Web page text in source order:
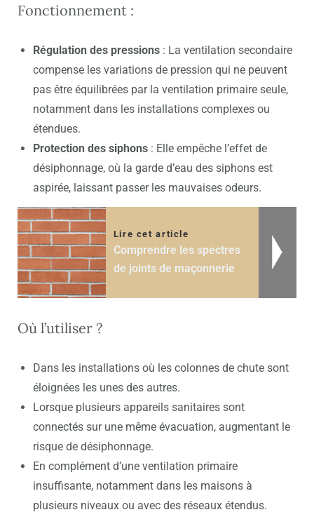
Fonctionnement :
Régulation des pressions : La ventilation secondaire
compense les variations de pression qui ne peuvent
pas être équilibrées par la ventilation primaire seule,
notamment dans les installations complexes ou
étendues.
Protection des siphons : Elle empêche l’effet de
désiphonnage, où la garde d’eau des siphons est
aspirée, laissant passer les mauvaises odeurs.
Lire cet article
Comprendre les spectres
de joints de maçonnerie
Où l’utiliser ?
Dans les installations où les colonnes de chute sont
éloignées les unes des autres.
Lorsque plusieurs appareils sanitaires sont
connectés sur une même évacuation, augmentant le
risque de désiphonnage.
En complément d’une ventilation primaire
insuffisante, notamment dans les maisons à
plusieurs niveaux ou avec des réseaux étendus.